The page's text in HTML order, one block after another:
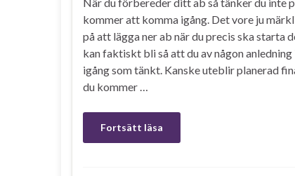
När du förbereder ditt ab så tänker du inte
kommer att komma igång. Det vore ju
på att lägga ner ab när du precis ska starta
kan faktiskt bli så att du av någon
igång som tänkt. Kanske uteblir planerad
du kommer …
Fortsätt läsa